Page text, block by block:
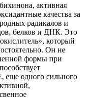
активная
качества за
радикалов и
белков и ДНК. Это
который
Он не
формы при
еще одного сильного